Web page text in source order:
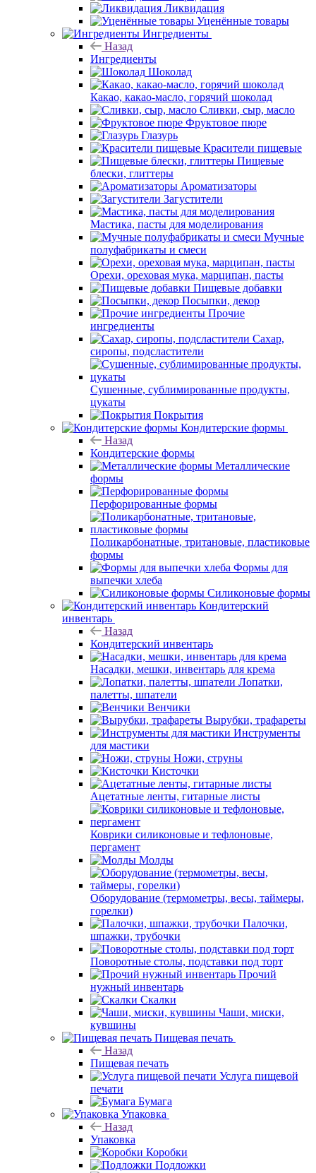
Ликвидация
Уценённые товары
Ингредиенты
Назад
Ингредиенты
Шоколад
Какао, какао-масло, горячий шоколад
Сливки, сыр, масло
Фруктовое пюре
Глазурь
Красители пищевые
Пищевые
блески, глиттеры
Ароматизаторы
Загустители
Мастика, пасты для моделирования
Мучные
полуфабрикаты и смеси
Орехи, ореховая мука, марципан, пасты
Пищевые добавки
Посыпки, декор
Прочие
ингредиенты
Сахар,
сиропы, подсластители
Сушенные, сублимированные продукты,
цукаты
Покрытия
Кондитерские формы
Назад
Кондитерские формы
Металлические
формы
Перфорированные формы
Поликарбонатные, тритановые, пластиковые
формы
Формы для
выпечки хлеба
Силиконовые формы
Кондитерский
инвентарь
Назад
Кондитерский инвентарь
Насадки, мешки, инвентарь для крема
Лопатки,
палетты, шпатели
Венчики
Вырубки, трафареты
Инструменты
для мастики
Ножи, струны
Кисточки
Ацетатные ленты, гитарные листы
Коврики силиконовые и тефлоновые,
пергамент
Молды
Оборудование (термометры, весы, таймеры,
горелки)
Палочки,
шпажки, трубочки
Поворотные столы, подставки под торт
Прочий
нужный инвентарь
Скалки
Чаши, миски,
кувшины
Пищевая печать
Назад
Пищевая печать
Услуга пищевой
печати
Бумага
Упаковка
Назад
Упаковка
Коробки
Подложки